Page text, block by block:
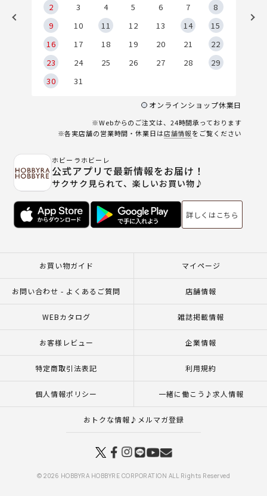
2
3 4 5 6 7
8
9
10 11 12 13 14
15
16
17 18 19 20 21
22
23
24 25 26 27 28
29
30
31
オンラインショップ休業日
※Webからのご注文は、24時間承っております
※各実店舗の営業時間・休業日は店舗情報をご覧ください
ホビーラホビーレ
公式アプリで最新情報をお届け！
サクサク見られて、楽しいお買い物♪
詳しくはこちら
お買い物ガイド マイページ
お問い合わせ - よくあるご質問 店舗情報
WEBカタログ 雑誌掲載情報
お客様レビュー 企業情報
特定商取引法表記 利用規約
個人情報ポリシー 一緒に働こう♪求人情報
おトクな情報♪メルマガ登録
© 2026 HOBBYRA HOBBYRE CORPORATION ALL Rights Reserved